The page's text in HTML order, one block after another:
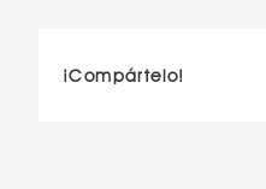
¡Compártelo!